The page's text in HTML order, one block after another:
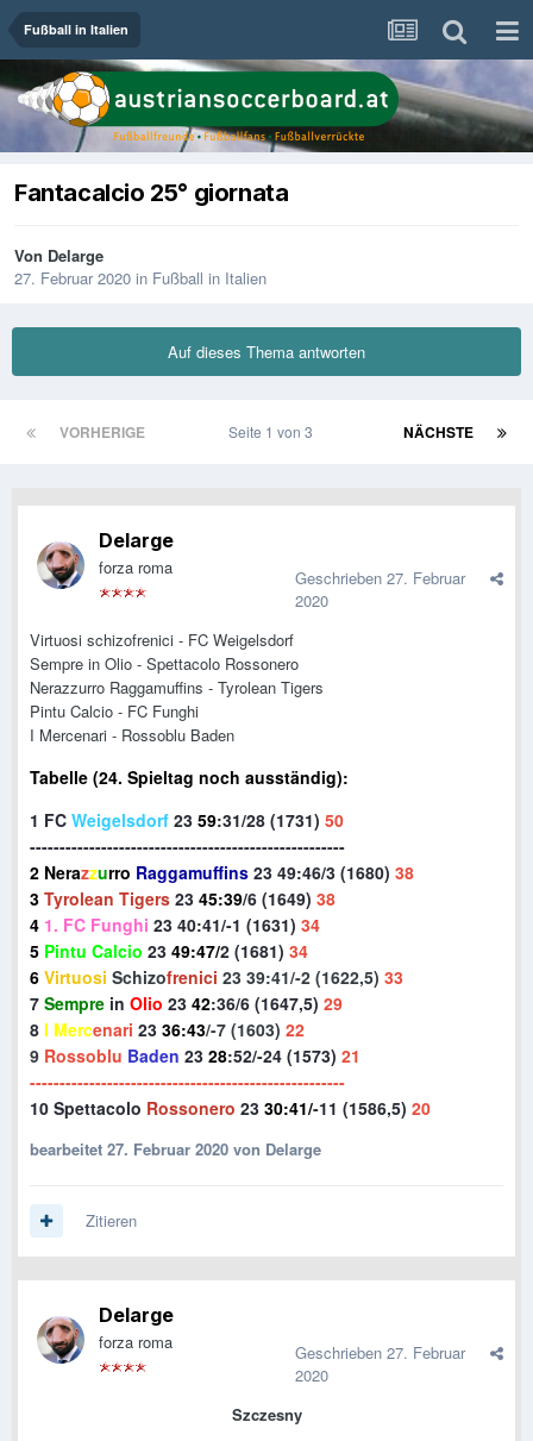
Fußball in Italien
Fantacalcio 25° giornata
Von Delarge
27. Februar 2020 in Fußball in Italien
Auf dieses Thema antworten
VORHERIGE NÄCHSTE
Seite 1 von 3
Delarge
forza roma Geschrieben 27. Februar
2020
Virtuosi schizofrenici - FC Weigelsdorf
Sempre in Olio - Spettacolo Rossonero
Nerazzurro Raggamuffins - Tyrolean Tigers
Pintu Calcio - FC Funghi
I Mercenari - Rossoblu Baden
Tabelle (24. Spieltag noch ausständig):
1 FC Weigelsdorf 23 59:31/28 (1731) 50
-----------------------------------------------------
2 Nerazzurro Raggamuffins 23 49:46/3 (1680) 38
3 Tyrolean Tigers 23 45:39/6 (1649) 38
4 1. FC Funghi 23 40:41/-1 (1631) 34
5 Pintu Calcio 23 49:47/2 (1681) 34
6 Virtuosi Schizofrenici 23 39:41/-2 (1622,5) 33
7 Sempre in Olio 23 42:36/6 (1647,5) 29
8 I Mercenari 23 36:43/-7 (1603) 22
9 Rossoblu Baden 23 28:52/-24 (1573) 21
-----------------------------------------------------
10 Spettacolo Rossonero 23 30:41/-11 (1586,5) 20
bearbeitet 27. Februar 2020 von Delarge
Zitieren
Delarge
forza roma Geschrieben 27. Februar
2020
Szczesny